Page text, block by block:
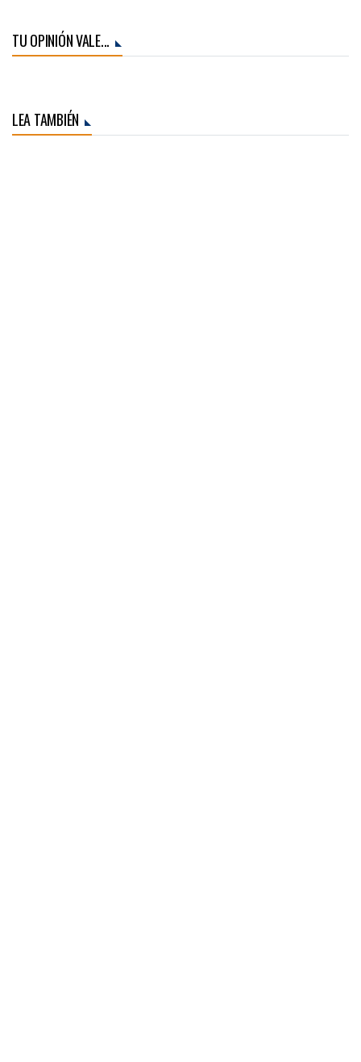
TU OPINIÓN VALE...
LEA TAMBIÉN